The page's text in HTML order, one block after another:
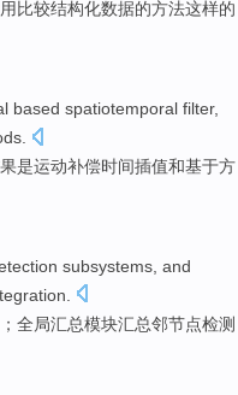
比较结构化数据的方法这样的
based spatiotemporal filter,
是运动补偿时间插值和基于方
subsystems and
；全局汇总模块汇总邻节点检测